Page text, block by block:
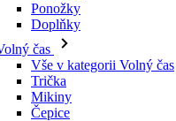
Ponožky
Doplňky
čas
Vše v kategorii Volný čas
Trička
Mikiny
Čepice